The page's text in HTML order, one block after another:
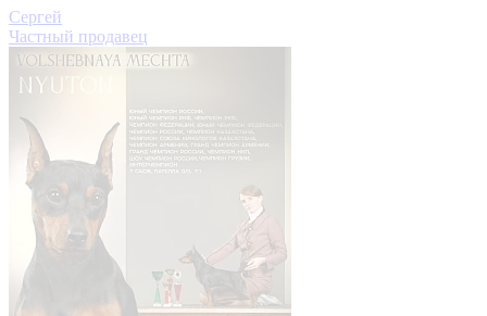
Сергей
Частный продавец